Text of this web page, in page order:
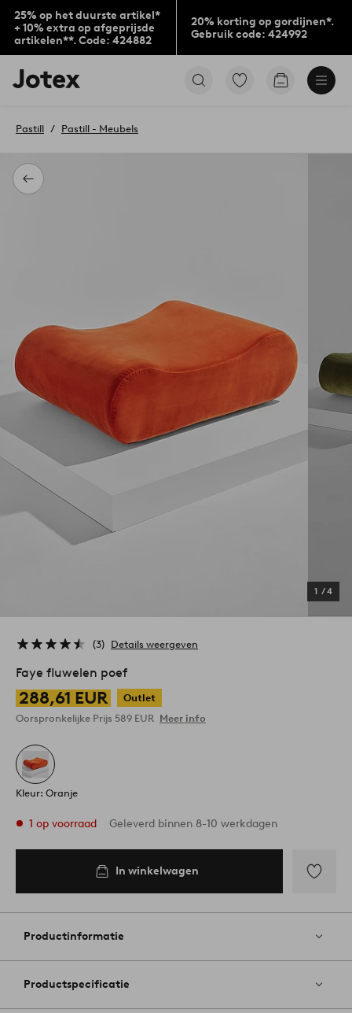
25% op het duurste artikel*
+ 10% extra op afgeprijsde
artikelen**. Code: 424882
20% korting op gordijnen*.
Gebruik code: 424992
Jotex
logo
to
home
page
Ga
Go
Terug
Pastill Pastill - Meubels
1 /4
3 Details weergeven
Faye fluwelen poef
288,61 EUR
Outlet
Oorspronkelijke Prijs 589 EUR Meer info
Kleur: Oranje
1 op voorraad Geleverd binnen 8-10 werkdagen
In winkelwagen
aan
Productinformatie
Productspecificatie